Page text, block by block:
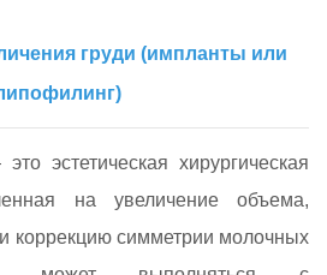
груди (импланты или
эстетическая хирургическая
на увеличение объема,
коррекцию симметрии молочных